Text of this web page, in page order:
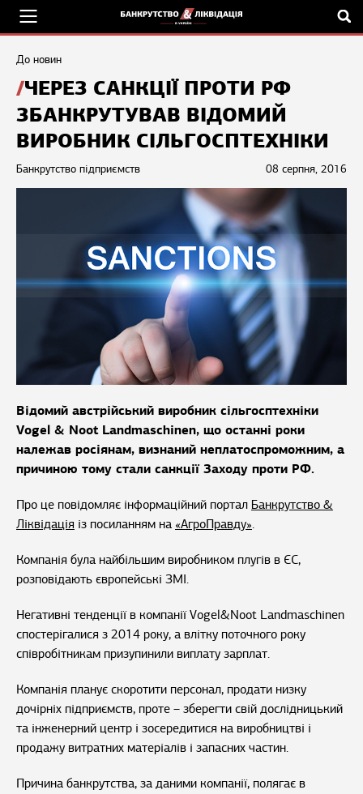
До новин
ЧЕРЕЗ САНКЦІЇ ПРОТИ РФ
ЗБАНКРУТУВАВ ВІДОМИЙ
ВИРОБНИК СІЛЬГОСПТЕХНІКИ
08 серпня, 2016
Банкрутство підприємств
Відомий австрійський виробник сільгосптехніки
Vogel & Noot Landmaschinen, що останні роки
належав росіянам, визнаний неплатоспроможним, а
причиною тому стали санкції Заходу проти РФ.
Про це повідомляє інформаційний портал Банкрутство &
Ліквідація із посиланням на «АгроПравду».
Компанія була найбільшим виробником плугів в ЄС,
розповідають європейські ЗМІ.
Негативні тенденції в компанії Vogel&Noot Landmaschinen
спостерігалися з 2014 року, а влітку поточного року
співробітникам призупинили виплату зарплат.
Компанія планує скоротити персонал, продати низку
дочірніх підприємств, проте – зберегти свій дослідницький
та інженерний центр і зосередитися на виробництві і
продажу витратних матеріалів і запасних частин.
Причина банкрутства, за даними компанії, полягає в